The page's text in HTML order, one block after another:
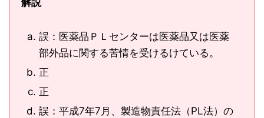
解説
誤：医薬品ＰＬセンターは医薬品又は医薬
部外品に関する苦情を受けるけている。
正
正
誤：平成7年7月、製造物責任法（PL法）の